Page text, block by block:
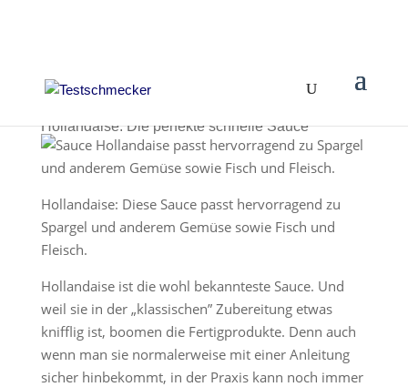
Hollandaise: Die perfekte schnelle Sauce
Hollandaise: Diese Sauce passt hervorragend zu
Spargel und anderem Gemüse sowie Fisch und
Fleisch.
Hollandaise ist die wohl bekannteste Sauce. Und
weil sie in der „klassischen” Zubereitung etwas
knifflig ist, boomen die Fertigprodukte. Denn auch
wenn man sie normalerweise mit einer Anleitung
sicher hinbekommt, in der Praxis kann noch immer